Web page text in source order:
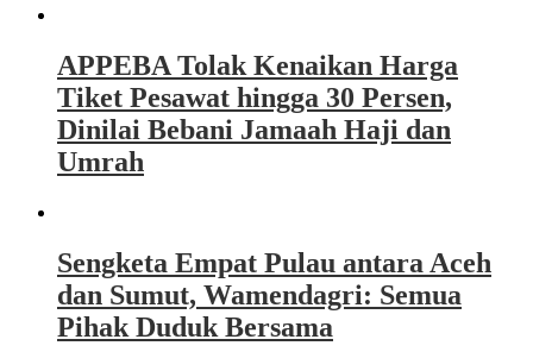
APPEBA Tolak Kenaikan Harga
Tiket Pesawat hingga 30 Persen,
Dinilai Bebani Jamaah Haji dan
Umrah
Sengketa Empat Pulau antara Aceh
dan Sumut, Wamendagri: Semua
Pihak Duduk Bersama